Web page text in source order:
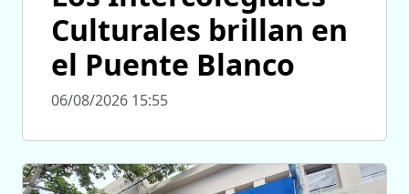
Culturales brillan en
el Puente Blanco
06/08/2026 15:55